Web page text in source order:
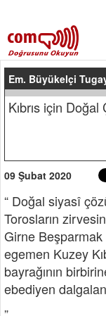
Em. Büyükelçi
Kıbrıs için Doğal
09 Şubat 2020
“ Doğal siyasî
Torosların
Girne Beşparmak
egemen Kuzey
bayrağının
ebediyen
„